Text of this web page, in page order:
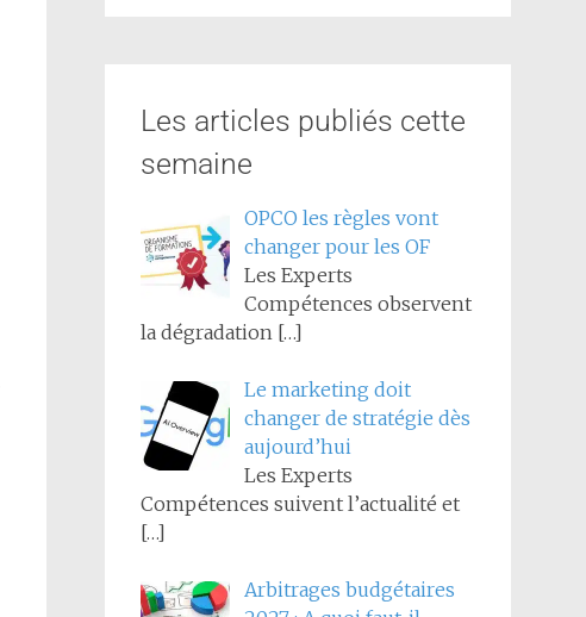
Les articles publiés cette
semaine
OPCO les règles vont
changer pour les OF
Les Experts
Compétences observent
la dégradation […]
Le marketing doit
changer de stratégie dès
aujourd’hui
Les Experts
Compétences suivent l’actualité et
[…]
Arbitrages budgétaires